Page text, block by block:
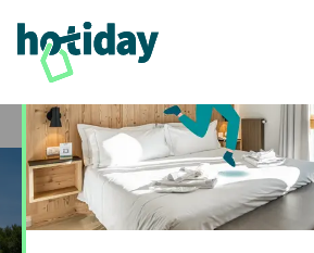
Home Hotels Hotiday Gallipoli Sannicola